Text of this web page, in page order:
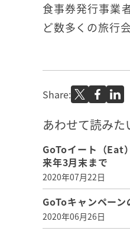
食事券発行事業
ど数多くの旅行
Share:
あわせて読みた
GoToイート（Eat
来年3月末まで
2020年07月22日
GoToキャンペー
2020年06月26日